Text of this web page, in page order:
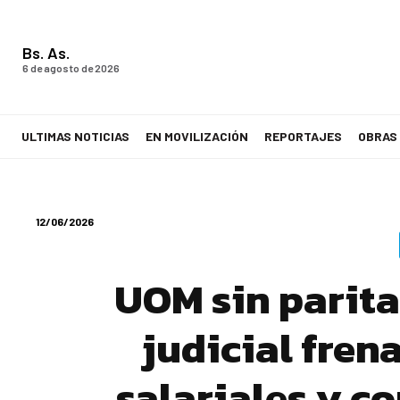
Bs. As.
6 de agosto de 2026
ULTIMAS NOTICIAS EN MOVILIZACIÓN REPORTAJES
12/06/2026
UOM sin
judicial